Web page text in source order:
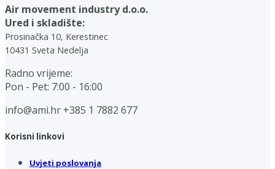
Air movement industry d.o.o.
Ured i skladište:
Prosinačka 10, Kerestinec
10431 Sveta Nedelja
Radno vrijeme:
Pon - Pet: 7:00 - 16:00
info@ami.hr +385 1 7882 677
Korisni linkovi
Uvjeti poslovanja